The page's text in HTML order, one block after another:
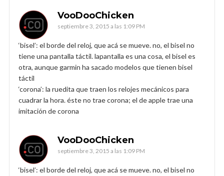
VooDooChicken
septiembre 3, 2015 a las 1:09 PM
‘bisel’: el borde del reloj, que acá se mueve. no, el bisel no
tiene una pantalla táctil. lapantalla es una cosa, el bisel es
otra, aunque garmin ha sacado modelos que tienen bisel
táctil
‘corona’: la ruedita que traen los relojes mecánicos para
cuadrar la hora. éste no trae corona; el de apple trae una
imitación de corona
VooDooChicken
septiembre 3, 2015 a las 1:09 PM
‘bisel’: el borde del reloj, que acá se mueve. no, el bisel no